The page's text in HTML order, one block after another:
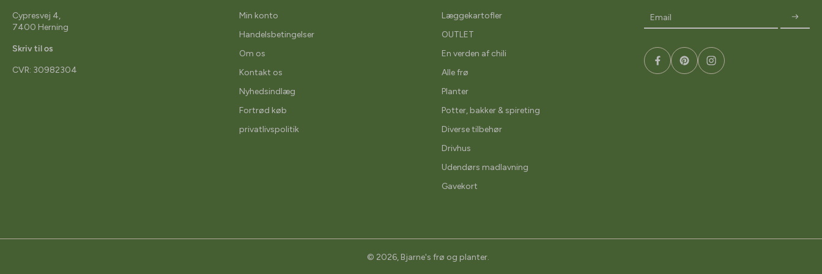
Cypresvej 4,
7400 Herning
Skriv til os
CVR: 30982304
Min konto
Handelsbetingelser
Om os
Kontakt os
Nyhedsindlæg
Fortrød køb
privatlivspolitik
Læggekartofler
OUTLET
En verden af chili
Alle frø
Planter
Potter, bakker & spireting
Diverse tilbehør
Drivhus
Udendørs madlavning
Gavekort
Email
© 2026, Bjarne's frø og planter.